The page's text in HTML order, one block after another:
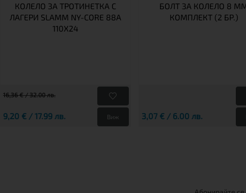
КОЛЕЛО ЗА ТРОТИНЕТКА С
ЛАГЕРИ SLAMM NY-CORE 88A
110X24
16,36 € / 32.00 лв.
9,20 € / 17.99 лв. Виж
БОЛТ ЗА КОЛЕЛО 8
КОМПЛЕКТ (2 БР.)
3,07 € / 6.00 лв.